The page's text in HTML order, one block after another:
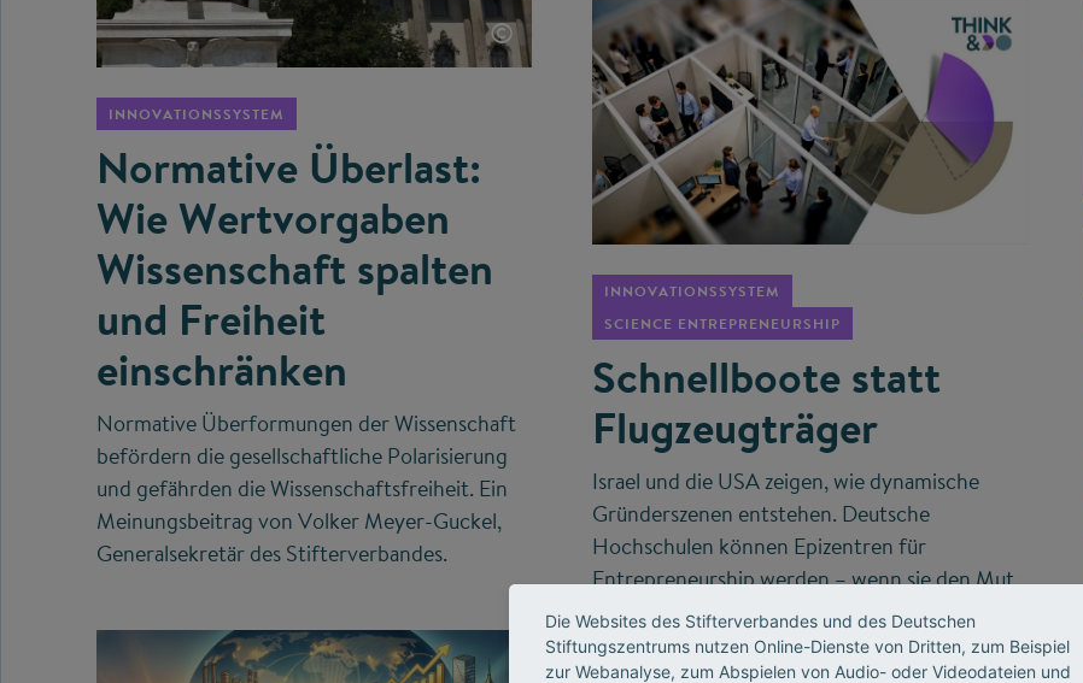
©
INNOVATIONSSYSTEM
Normative Überlast:
Wie Wertvorgaben
Wissenschaft spalten
und Freiheit
einschränken
Normative Überformungen der Wissenschaft
befördern die gesellschaftliche Polarisierung
und gefährden die Wissenschaftsfreiheit. Ein
Meinungsbeitrag von Volker Meyer-Guckel,
Generalsekretär des Stifterverbandes.
INNOVATIONSSYSTEM
SCIENCE ENTREPRENEURSHIP
Schnellboote statt
Flugzeugträger
Israel und die USA zeigen, wie dynamische
Gründerszenen entstehen. Deutsche
Hochschulen können Epizentren für
Entrepreneurship werden – wenn sie den Mut
haben, Studierenden das Scheitern zu erlauben
und Netzwerke strategisch aufzubauen.
Die Websites des Stifterverbandes und des Deutschen
Stiftungszentrums nutzen Online-Dienste von Dritten, zum Beispiel
zur Webanalyse, zum Abspielen von Audio- oder Videodateien und